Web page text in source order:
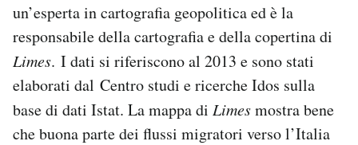
AREA PERSONALE
Area Personale
Newsletter
Notifiche mobile
Regala il Post
Hai bisogno di aiuto?
un’esperta in cartografia geopolitica ed è la
responsabile della cartografia e della copertina di
Limes. I dati si riferiscono al 2013 e sono stati
elaborati dal Centro studi e ricerche Idos sulla
base di dati Istat. La mappa di Limesmostra bene
che buona parte dei flussi migratori verso l’Italia